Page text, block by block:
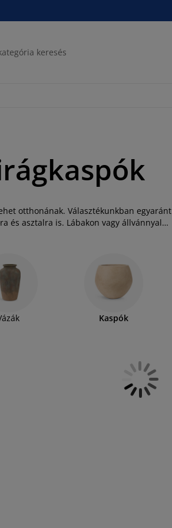
otthonának. Választékunkban egyaránt
és asztalra is. Lábakon vagy állvánnyal
Kaspók